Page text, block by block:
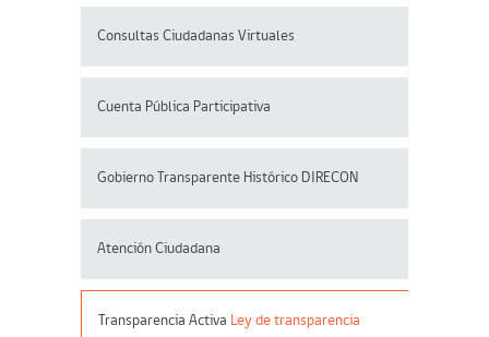
Consultas Ciudadanas Virtuales
Cuenta Pública Participativa
Gobierno Transparente Histórico DIRECON
Atención Ciudadana
Transparencia Activa Ley de transparencia